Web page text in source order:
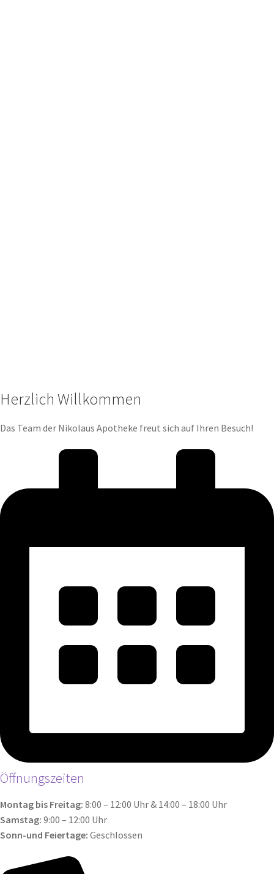
Herzlich Willkommen
Das Team der Nikolaus Apotheke freut sich auf Ihren Besuch!
Öffnungszeiten
Montag bis Freitag: 8:00 – 12:00 Uhr & 14:00 – 18:00 Uhr
Samstag: 9:00 – 12:00 Uhr
Sonn-und Feiertage: Geschlossen